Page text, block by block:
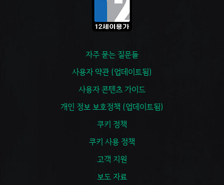
자주 묻는 질문들
사용자 약관 (업데이트됨)
사용자 콘텐츠 가이드
개인 정보 보호정책 (업데이트됨)
쿠키 정책
쿠키 사용 정책
고객 지원
보도 자료